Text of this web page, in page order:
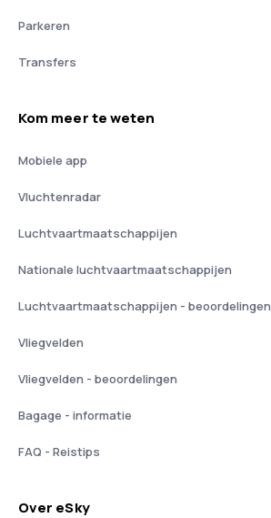
Parkeren
Transfers
Kom meer te weten
Mobiele app
Vluchtenradar
Luchtvaartmaatschappijen
Nationale luchtvaartmaatschappijen
Luchtvaartmaatschappijen - beoordelingen
Vliegvelden
Vliegvelden - beoordelingen
Bagage - informatie
FAQ - Reistips
Over eSky